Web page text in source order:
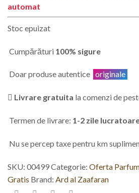
automat
Stoc epuizat
Cumpărături 100% sigure
Doar produse autentice originale
Livrare gratuita la comenzi de
Termen de livrare: 1-2 zile
Nu se percep taxe pentru km
SKU: 00499Categorie: Oferta
Gratis Brand: Ard al Zaafaran